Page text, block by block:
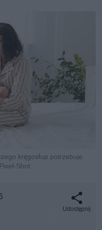
kręgosłup potrzebuje
Shot
Udostępnij